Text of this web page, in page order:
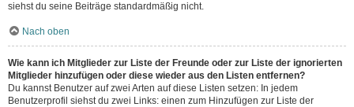
siehst du seine Beiträge standardmäßig nicht.
Nach oben
Wie kann ich Mitglieder zur Liste der Freunde oder zur Liste der ignorierten
Mitglieder hinzufügen oder diese wieder aus den Listen entfernen?
Du kannst Benutzer auf zwei Arten auf diese Listen setzen: In jedem
Benutzerprofil siehst du zwei Links: einen zum Hinzufügen zur Liste der